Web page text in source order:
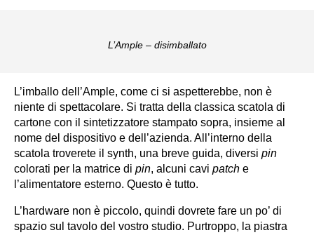
L’Ample – disimballato
L’imballo dell’Ample, come ci si aspetterebbe, non è
niente di spettacolare. Si tratta della classica scatola di
cartone con il sintetizzatore stampato sopra, insieme al
nome del dispositivo e dell’azienda. All’interno della
scatola troverete il synth, una breve guida, diversi pin
colorati per la matrice di pin, alcuni cavi patch e
l’alimentatore esterno. Questo è tutto.
L’hardware non è piccolo, quindi dovrete fare un po’ di
spazio sul tavolo del vostro studio. Purtroppo, la piastra